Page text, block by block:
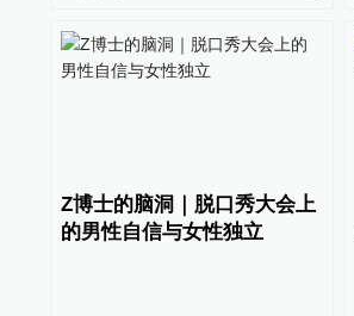
Z博士的脑洞｜脱口秀大会上
的男性自信与女性独立